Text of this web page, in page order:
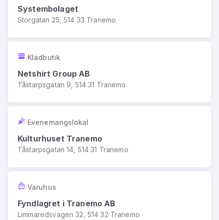
Systembolaget
Storgatan 25, 514 33 Tranemo
Klädbutik
Netshirt Group AB
Tåstarpsgatan 9, 514 31 Tranemo
Evenemangslokal
Kulturhuset Tranemo
Tåstarpsgatan 14, 514 31 Tranemo
Varuhus
Fyndlagret i Tranemo AB
Limmaredsvägen 32, 514 32 Tranemo